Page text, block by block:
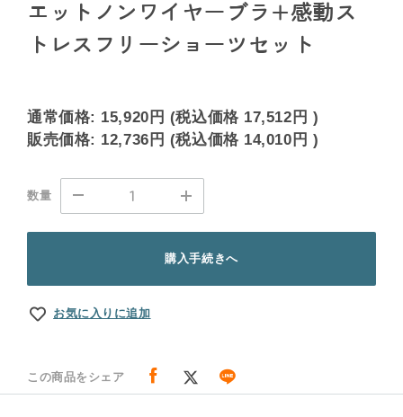
エットノンワイヤーブラ+感動ス
トレスフリーショーツセット
通常価格: 15,920円 (税込価格 17,512円 )
販売価格: 12,736円 (税込価格 14,010円 )
数量
購入手続きへ
お気に入りに追加
この商品をシェア